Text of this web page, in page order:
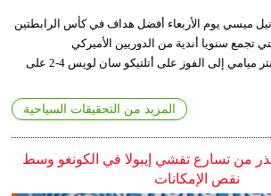
ميسي يوم الأربعاء أفضل هداف في كأس الرابطتين
تجمع سنويا أندية من الدوريين الأميركي
والمكسيكي، بعدما قاد إنتر ميامي إلى الفوز على أتلتيكو سان لويس 4-2 على
المزيد من التحقيقات السياحية
من تسارع تفشي إيبولا في الكونغو وسط
نقص الإمكانات